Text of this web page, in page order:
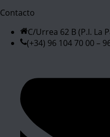
Contacto
C/Urrea 62 B (P.I. La
(+34) 96 104 70 00 –